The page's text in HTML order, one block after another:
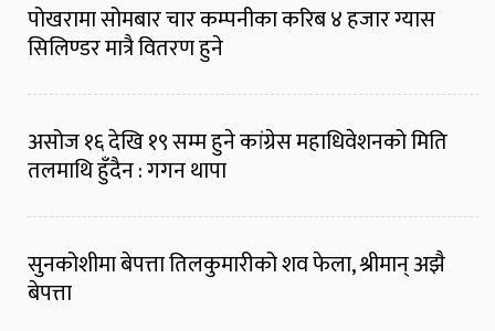
पोखरामा सोमबार चार कम्पनीका करिब ४ हजार ग्यास
सिलिण्डर मात्रै वितरण हुने
असोज १६ देखि १९ सम्म हुने कांग्रेस महाधिवेशनको मिति
तलमाथि हुँदैन : गगन थापा
सुनकोशीमा बेपत्ता तिलकुमारीको शव फेला, श्रीमान् अझै
बेपत्ता